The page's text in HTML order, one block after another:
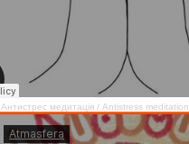
Антистрес медитація / Аntistress meditation